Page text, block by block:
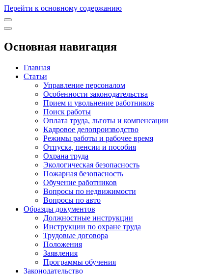
Перейти к основному содержанию
Основная навигация
Главная
Статьи
Управление персоналом
Особенности законодательства
Прием и увольнение работников
Поиск работы
Оплата труда, льготы и компенсации
Кадровое делопроизводство
Режимы работы и рабочее время
Отпуска, пенсии и пособия
Охрана труда
Экологическая безопасность
Пожарная безопасность
Обучение работников
Вопросы по недвижимости
Вопросы по авто
Образцы документов
Должностные инструкции
Инструкции по охране труда
Трудовые договора
Положения
Заявления
Программы обучения
Законодательство